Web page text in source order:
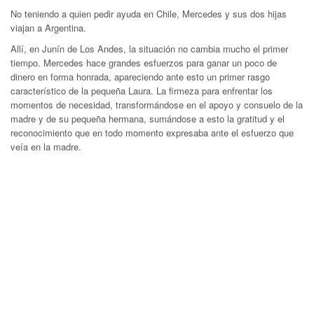
No teniendo a quien pedir ayuda en Chile, Mercedes y sus dos hijas
viajan a Argentina.
Allí, en Junín de Los Andes, la situación no cambia mucho el primer
tiempo. Mercedes hace grandes esfuerzos para ganar un poco de
dinero en forma honrada, apareciendo ante esto un primer rasgo
característico de la pequeña Laura. La firmeza para enfrentar los
momentos de necesidad, transformándose en el apoyo y consuelo de la
madre y de su pequeña hermana, sumándose a esto la gratitud y el
reconocimiento que en todo momento expresaba ante el esfuerzo que
veía en la madre.